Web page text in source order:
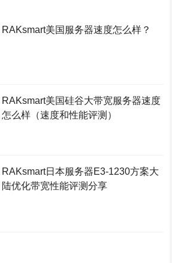
RAKsmart美国服务器速度怎么样？
RAKsmart美国硅谷大带宽服务器速度
怎么样（速度和性能评测）
RAKsmart日本服务器E3-1230方案大
陆优化带宽性能评测分享